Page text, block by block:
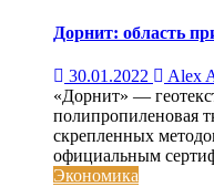
Дорнит: область
30.01.2022 Alex
«Дорнит» —
полипропиленовая
скрепленных
официальным
Экономика